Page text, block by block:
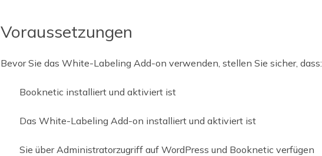
Voraussetzungen
Bevor Sie das White-Labeling Add-on verwenden, stellen Sie sicher, dass:
Booknetic installiert und aktiviert ist
Das White-Labeling Add-on installiert und aktiviert ist
Sie über Administratorzugriff auf WordPress und Booknetic verfügen